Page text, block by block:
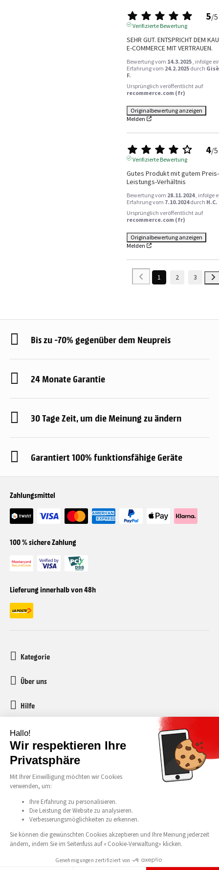
Exklusiv benachrichtigt werden
5/5
Verifizierte Bewertung
SEHR GUT. ENTSPRICHT DEM
E-COMMERCE MIT VERTRAUEN.
Bewertung vom 14.3.2025 , infolge
Erfahrung vom 24.2.2025 durch
F.
Ursprünglich veröffentlicht auf
recommerce.com (fr)
Originalbewertung anzeigen
Melden
4/5
Verifizierte Bewertung
Gutes Produkt mit gutem Preis-
Leistungs-Verhältnis
Bewertung vom 28.11.2024 , infolge
Erfahrung vom 7.10.2024 durch H.C.
Ursprünglich veröffentlicht auf
recommerce.com (fr)
Originalbewertung anzeigen
Melden
1 2 3
Bis zu -70% gegenüber dem Neupreis
24 Monate Garantie
30 Tage Zeit, um die Meinung zu ändern
Garantiert 100% funktionsfähige Geräte
Zahlungsmittel
100 % sichere Zahlung
Lieferung innerhalb von 48h
Kategorie
Über uns
Hilfe
Kundenservice
media-markt-refurbished@recommerce.com
Montag-Freitag 08:00-17:00
Recyclinggebühr (vRG). Irrtümer und Druckfehler vorbehalten. © 2026 Media